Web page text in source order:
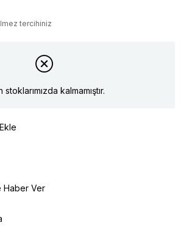
tercihiniz
stoklarımızda kalmamıştır.
Haber Ver